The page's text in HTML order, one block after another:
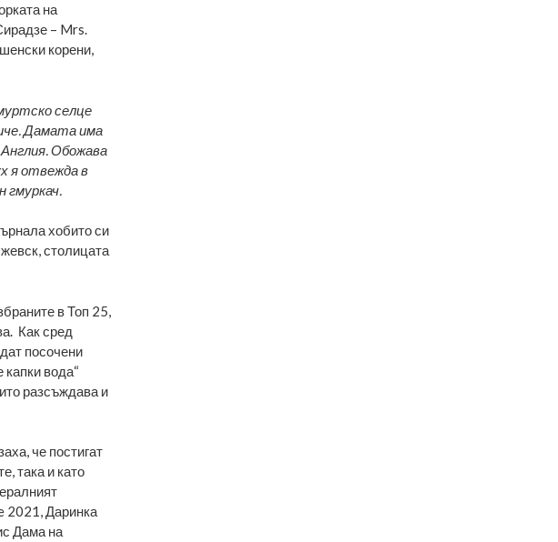
на
– Mrs.
корени,
селце
Дамата има
Обожава
я отвежда в
хобито си
столицата
в Топ 25,
Как сред
посочени
вода“
разсъждава и
че постигат
така и като
2021, Даринка
Дама на